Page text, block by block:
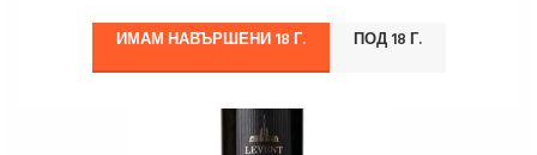
ИМАМ НАВЪРШЕНИ 18 Г. ПОД 18 Г.